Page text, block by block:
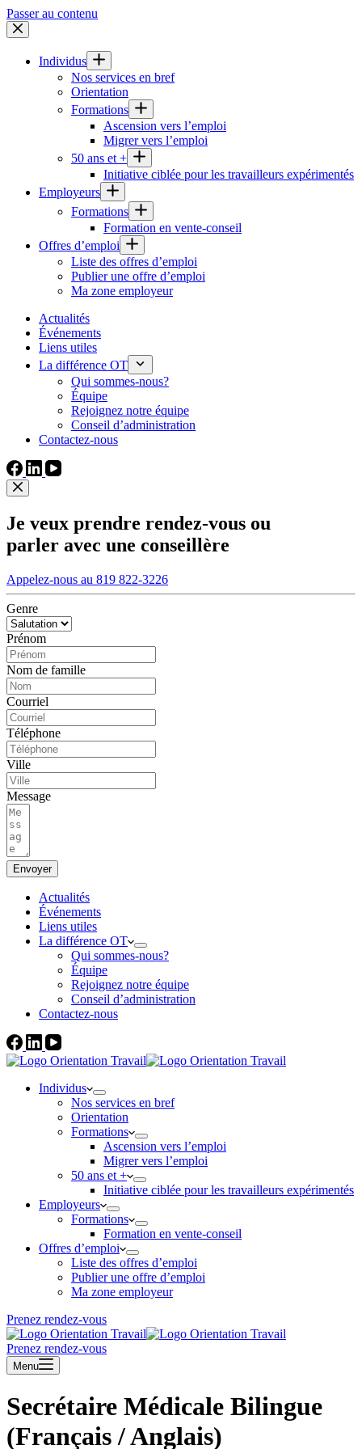
Passer au contenu
Individus
Nos services en bref
Orientation
Formations
Ascension vers l’emploi
Migrer vers l’emploi
50 ans et +
Initiative ciblée pour les travailleurs expérimentés
Employeurs
Formations
Formation en vente-conseil
Offres d’emploi
Liste des offres d’emploi
Publier une offre d’emploi
Ma zone employeur
Actualités
Événements
Liens utiles
La différence OT
Qui sommes-nous?
Équipe
Rejoignez notre équipe
Conseil d’administration
Contactez-nous
Je veux prendre rendez-vous ou
parler avec une conseillère
Appelez-nous au 819 822-3226
Genre
Prénom
Nom de famille
Courriel
Téléphone
Ville
Message
Envoyer
Actualités
Événements
Liens utiles
La différence OT
Qui sommes-nous?
Équipe
Rejoignez notre équipe
Conseil d’administration
Contactez-nous
Individus
Nos services en bref
Orientation
Formations
Ascension vers l’emploi
Migrer vers l’emploi
50 ans et +
Initiative ciblée pour les travailleurs expérimentés
Employeurs
Formations
Formation en vente-conseil
Offres d’emploi
Liste des offres d’emploi
Publier une offre d’emploi
Ma zone employeur
Prenez rendez-vous
Prenez rendez-vous
Menu
Secrétaire Médicale Bilingue
(Français / Anglais)